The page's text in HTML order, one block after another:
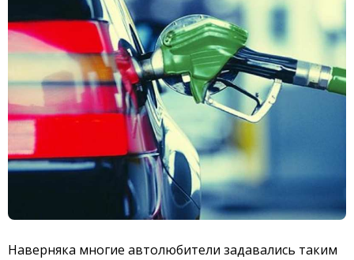
Наверняка многие автолюбители задавались таким